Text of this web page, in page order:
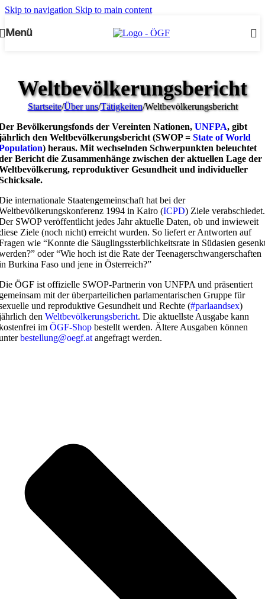
Skip to navigation Skip to main content
Menü
Weltbevölkerungsbericht
Startseite/Über uns/Tätigkeiten/Weltbevölkerungsbericht
Bevölkerungsfonds der Vereinten Nationen, UNFPA, gibt
den Weltbevölkerungsbericht (SWOP = State of World
) heraus. Mit wechselnden Schwerpunkten beleuchtet
Bericht die Zusammenhänge zwischen der aktuellen Lage der
reproduktiver Gesundheit und individueller
internationale Staatengemeinschaft hat bei der
1994 in Kairo (ICPD) Ziele verabschiedet.
SWOP veröffentlicht jedes Jahr aktuelle Daten, ob und inwieweit
Ziele (noch nicht) erreicht wurden. So liefert er Antworten auf
wie “Konnte die Säuglingssterblichkeitsrate in Südasien
oder “Wie hoch ist die Rate der Teenagerschwangerschaften
Burkina Faso und jene in Österreich?”
ÖGF ist offizielle SWOP-Partnerin von UNFPA und präsentiert
mit der überparteilichen parlamentarischen Gruppe für
und reproduktive Gesundheit und Rechte (#parlaandsex)
den Weltbevölkerungsbericht. Die aktuellste Ausgabe kann
im ÖGF-Shop bestellt werden. Ältere Ausgaben können
bestellung@oegf.at angefragt werden.